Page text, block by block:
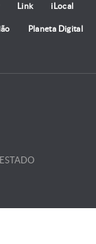
Link iLocal
Planeta Digital